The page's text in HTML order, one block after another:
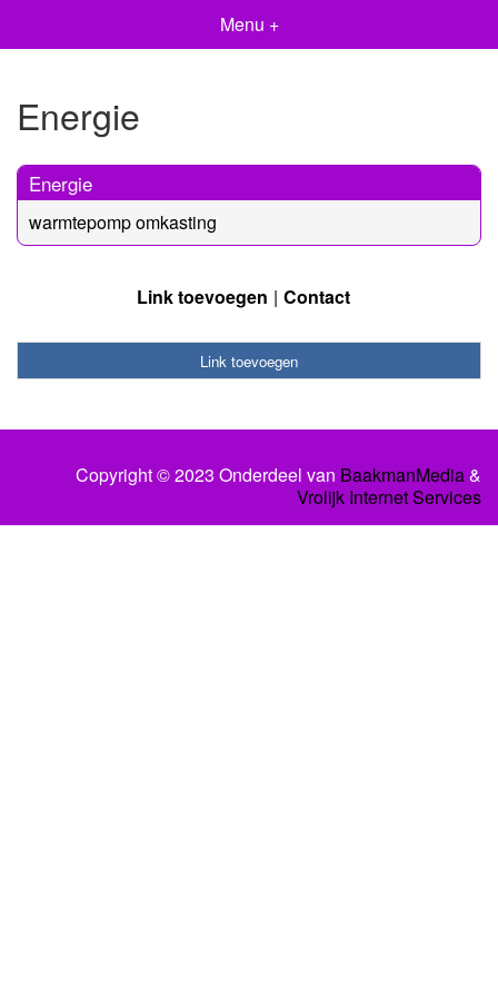
Menu +
Energie
Energie
warmtepomp omkasting
Link toevoegen Contact
Link toevoegen
Copyright © 2023 Onderdeel van BaakmanMedia&
Vrolijk Internet Services